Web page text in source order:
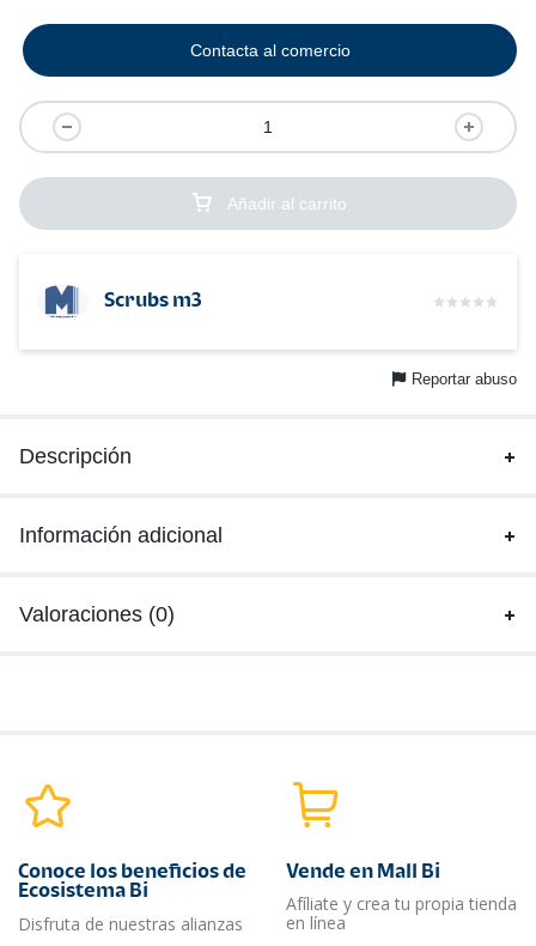
Añadir al carrito
Contacta al comercio
Scrubs m3
Reportar abuso
Descripción
Información adicional
Valoraciones (0)
Conoce los beneficios de
Ecosistema Bi
Disfruta de nuestras alianzas
Vende en Mall Bi
Afíliate y crea tu propia tienda
en línea